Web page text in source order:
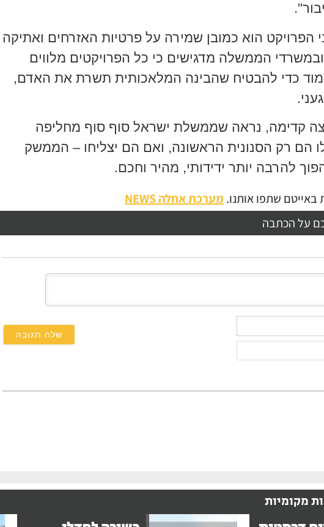
הפרויקט הוא כמובן שמירה על פרטיות האזרחים ואתיקה
הממשלה מדגישים כי כל הפרויקטים מלווים
צמוד כדי להבטיח שהבינה המלאכותית תשרת את האדם,
קדימה, נראה שממשלת ישראל סוף סוף מחליפה
הללו הם רק הסנונית הראשונה, ואם הם יצליחו – הממשק
להרבה יותר ידידותי, מהיר וחכם.
שתפו אותנו. מערכת אחלה NEWS
על הכתבה
שלך*
מקומיות